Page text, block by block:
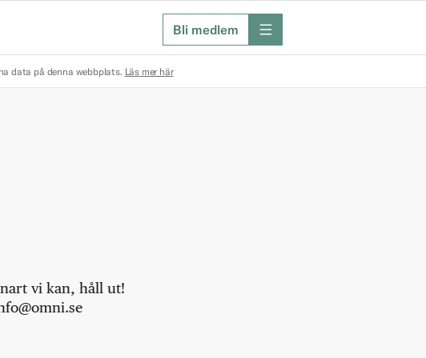
Bli medlem meny
data på denna webbplats. Läs mer här
vi kan, håll ut!